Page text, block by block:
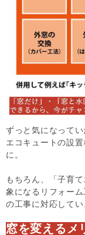
ずっと気になって
エコキュートの設
に。
もちろん、「子育
象になるリフォー
の工事に対応してい
窓を変えるメ